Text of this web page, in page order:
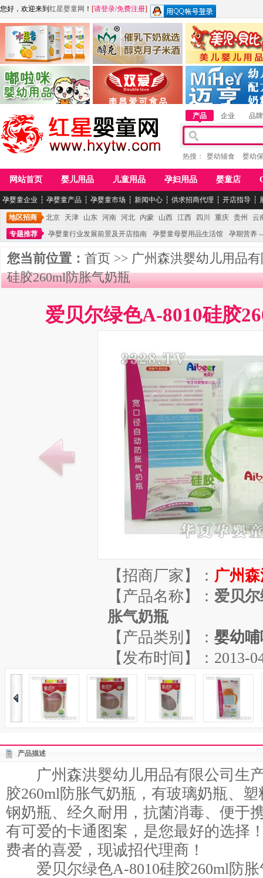
您好，欢迎来到 红星婴童网 ！ [请登录/免费注册]
江西麦嘟嘟食品有限公司
青岛嘟啦咪婴幼儿用品公司
江西醇之客月子米酒 惠州市美儿婴儿用品
湖南迈亨母婴用品有限
产品 企业 品牌
热搜： 婴幼辅食 婴幼
网站首页 婴儿用品 儿童用品 孕妇用品 婴童店
孕婴童企业 ┆ 孕婴童产品 ┆ 孕婴童市场 ┆ 新闻中心 ┆ 供求招商代理 ┆ 开店指导 ┆
地区招商 北京 天津 山东 河南 河北 内蒙 山西 江西 四川 重庆 贵州
云
专题推荐
孕婴童行业发展前景及开店指南 孕婴童母婴用品生活馆 孕期营养
您当前位置： 首页 >> 广州森洪婴幼儿用品
硅胶260ml防胀气奶瓶
爱贝尔绿色A-8010硅胶
【招商厂家】： 广州
【产品名称】： 爱贝
胀气奶瓶
【产品类别】： 婴幼
【发布时间】：2013-
产品描述
广州森洪婴幼儿用品有限公司生产
胶260ml防胀气奶瓶，有玻璃奶瓶、
钢奶瓶、经久耐用，抗菌消毒、便于
有可爱的卡通图案，是您最好的选择
费者的喜爱，现诚招代理商！
爱贝尔绿色A-8010硅胶260ml防胀